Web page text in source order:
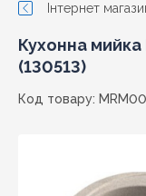
Інтернет
Кухонна
(130513)
Код товару: